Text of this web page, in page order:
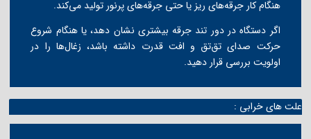
هنگام کار جرقه‌های ریز یا حتی جرقه‌های پرنور تولید می‌کند.
اگر دستگاه در دور تند جرقه بیشتری نشان دهد، یا هنگام شروع
حرکت صدای تق‌تق و افت قدرت داشته باشد، زغال‌ها را در
اولویت بررسی قرار دهید.
علت های خرابی :